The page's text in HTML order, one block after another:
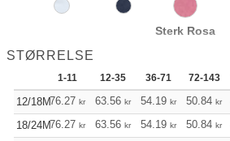
Sterk Rosa
STØRRELSE
1-11 12-35 36-71 72-143
12/18M76.27 kr 63.56 kr 54.19 kr 50.84 kr
18/24M76.27 kr 63.56 kr 54.19 kr 50.84 kr